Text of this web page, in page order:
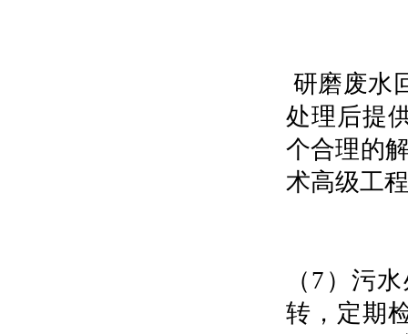
研磨废水
处理后提
个合理的
术高级工
（ 7 ）污
转，定期